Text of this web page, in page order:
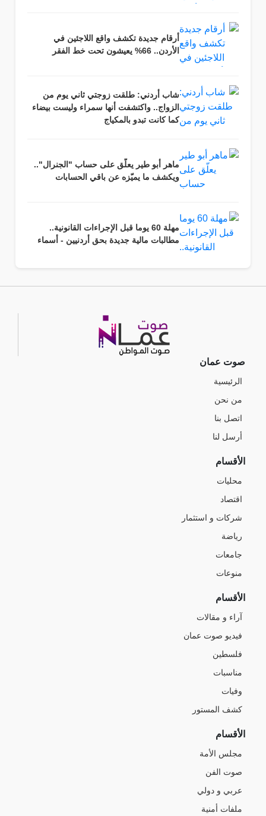
أرقام جديدة تكشف واقع اللاجئين في
الأردن.. 66% يعيشون تحت خط الفقر
شاب أردني: طلقت زوجتي ثاني يوم من
الزواج.. واكتشفت أنها سمراء وليست بيضاء
كما كانت تبدو بالمكياج
ماهر أبو طير يعلّق على حساب "الجنرال"..
ويكشف ما يميّزه عن باقي الحسابات
مهلة 60 يوما قبل الإجراءات القانونية..
مطالبات مالية جديدة بحق أردنيين - أسماء
صوت عمان
الرئيسية
من نحن
اتصل بنا
أرسل لنا
الأقسام
محليات
اقتصاد
شركات و استثمار
رياضة
جامعات
منوعات
الأقسام
آراء و مقالات
فيديو صوت عمان
فلسطين
مناسبات
وفيات
كشف المستور
الأقسام
مجلس الأمة
صوت الفن
عربي و دولي
ملفات أمنية